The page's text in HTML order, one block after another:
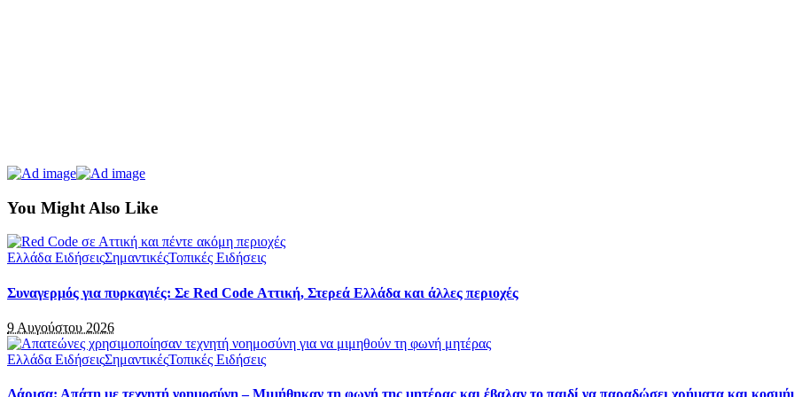
You Might Also Like
Ελλάδα ΕιδήσειςΣημαντικέςΤοπικές Ειδήσεις
Συναγερμός για πυρκαγιές: Σε Red Code Αττική, Στερεά Ελλάδα και άλλες περιοχές
9 Αυγούστου 2026
Ελλάδα ΕιδήσειςΣημαντικέςΤοπικές Ειδήσεις
Λάρισα: Απάτη με τεχνητή νοημοσύνη – Μιμήθηκαν τη φωνή της μητέρας και έβαλαν το παιδί να παραδώσει χρήματα και